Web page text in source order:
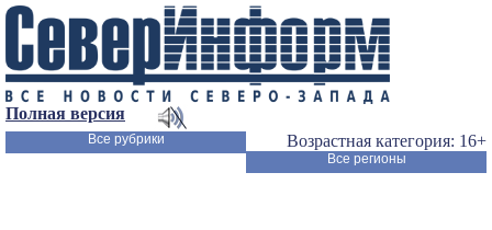
Полная версия
Возрастная категория: 16+
Все рубрики
Все регионы